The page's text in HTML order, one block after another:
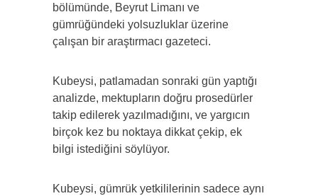
bölümünde, Beyrut Limanı ve
gümrüğündeki yolsuzluklar üzerine
çalışan bir araştırmacı gazeteci.
Kubeysi, patlamadan sonraki gün yaptığı
analizde, mektupların doğru prosedürler
takip edilerek yazılmadığını, ve yargıcın
birçok kez bu noktaya dikkat çekip, ek
bilgi istediğini söylüyor.
Kubeysi, gümrük yetkililerinin sadece aynı